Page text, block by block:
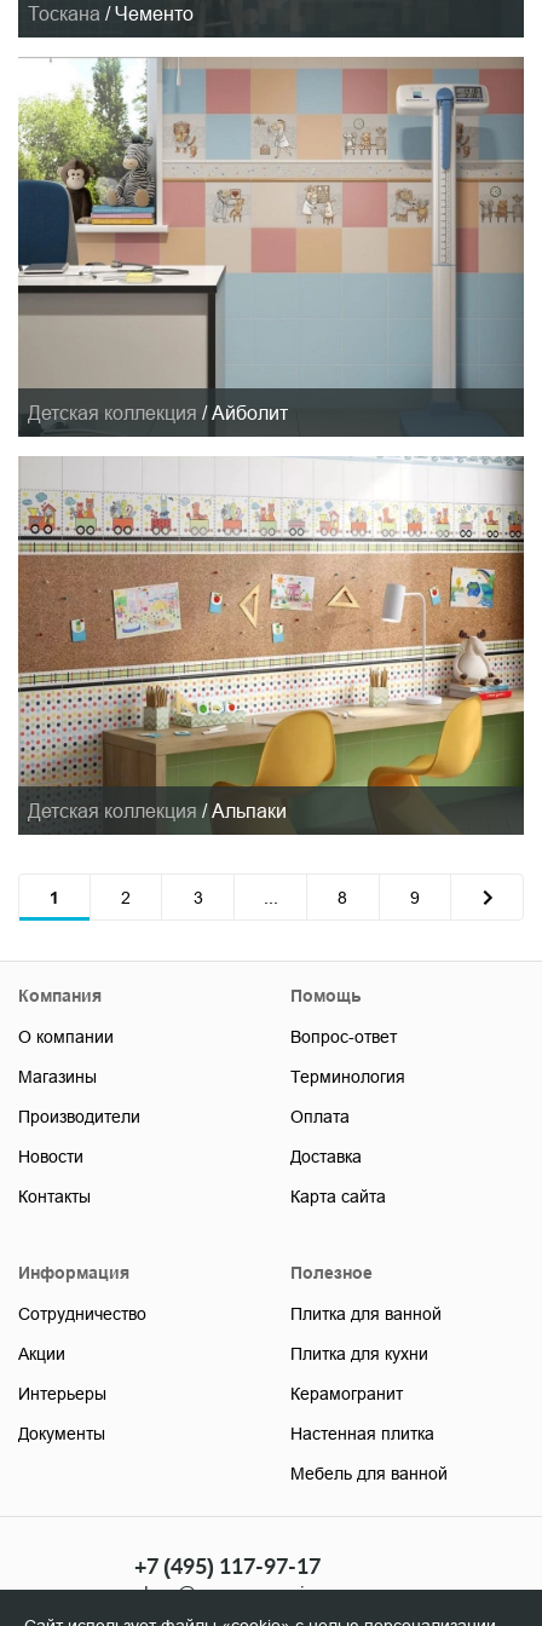
Тоскана / Чементо
Детская коллекция / Айболит
Детская коллекция / Альпаки
1 2 3 8 9
Компания
О компании
Магазины
Производители
Новости
Контакты
Помощь
Вопрос-ответ
Терминология
Оплата
Доставка
Карта сайта
Информация
Сотрудничество
Акции
Интерьеры
Документы
Полезное
Плитка для ванной
Плитка для кухни
Керамогранит
Настенная плитка
Мебель для ванной
+7 (495) 117-97-17
shop@soyuzceramica.ru
(розница)